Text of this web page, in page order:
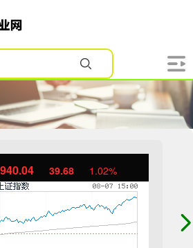
39.68 1.02%